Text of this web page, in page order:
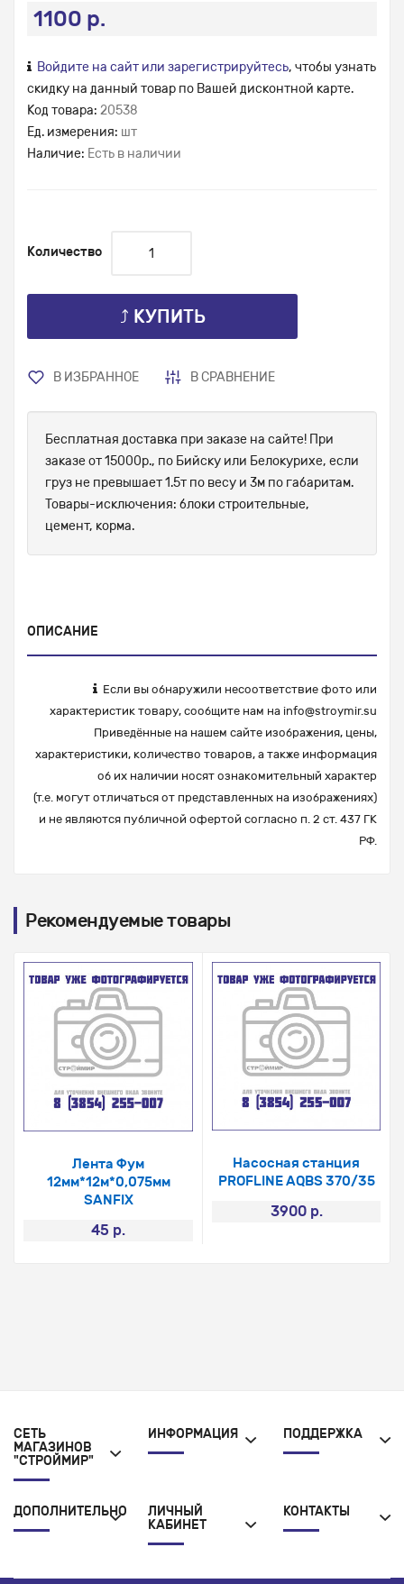
1100 р.
Войдите на сайт или зарегистрируйтесь, чтобы узнать
скидку на данный товар по Вашей дисконтной карте.
Код товара: 20538
Ед. измерения: шт
Наличие: Есть в наличии
Количество
⤴ КУПИТЬ
В ИЗБРАННОЕ В СРАВНЕНИЕ
Бесплатная доставка при заказе на сайте! При
заказе от 15000р., по Бийску или Белокурихе, если
груз не превышает 1.5т по весу и 3м по габаритам.
Товары-исключения: блоки строительные,
цемент, корма.
ОПИСАНИЕ
Если вы обнаружили несоответствие фото или
характеристик товару, сообщите нам на info@stroymir.su
Приведённые на нашем сайте изображения, цены,
характеристики, количество товаров, а также информация
об их наличии носят ознакомительный характер
(т.е. могут отличаться от представленных на изображениях)
и не являются публичной офертой согласно п. 2 ст. 437 ГК
РФ.
Рекомендуемые товары
Лента Фум
12мм*12м*0,075мм
SANFIX
45 р.
Насосная станция
PROFLINE AQBS 370/35
3900 р.
СЕТЬ
МАГАЗИНОВ
"СТРОЙМИР"
ИНФОРМАЦИЯ ПОДДЕРЖКА
ДОПОЛНИТЕЛЬНО
ЛИЧНЫЙ
КАБИНЕТ
КОНТАКТЫ